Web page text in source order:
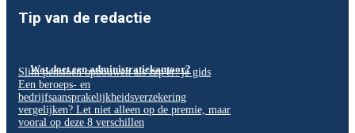
Tip van de redactie
Wat doet een administratiekantoor?
Slim pensioen opbouwen als zzp'er: je gids
Een beroeps- en
bedrijfsaansprakelijkheidsverzekering
vergelijken? Let niet alleen op de premie, maar
vooral op deze 8 verschillen